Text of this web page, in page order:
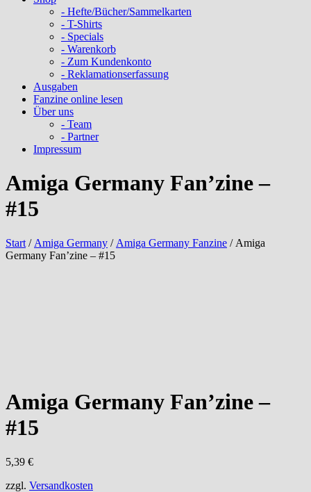
- Hefte/Bücher/Sammelkarten
- T-Shirts
- Specials
- Warenkorb
- Zum Kundenkonto
- Reklamationserfassung
Ausgaben
Fanzine online lesen
Über uns
- Team
- Partner
Impressum
Amiga Germany Fan’zine –
#15
Start / Amiga Germany / Amiga Germany Fanzine / Amiga
Germany Fan’zine – #15
Amiga Germany Fan’zine –
#15
5,39 €
zzgl. Versandkosten